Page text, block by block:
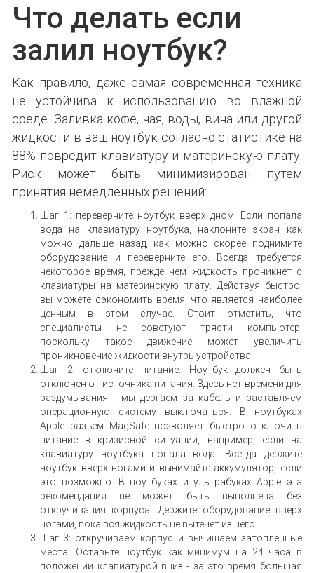
Что делать если
залил ноутбук?
Как правило, даже самая современная техника
не устойчива к использованию во влажной
среде. Заливка кофе, чая, воды, вина или другой
жидкости в ваш ноутбук согласно статистике на
88% повредит клавиатуру и материнскую плату.
Риск может быть минимизирован путем
принятия немедленных решений:
Шаг 1: переверните ноутбук вверх дном. Если попала
вода на клавиатуру ноутбука, наклоните экран как
можно дальше назад, как можно скорее поднимите
оборудование и переверните его. Всегда требуется
некоторое время, прежде чем жидкость проникнет с
клавиатуры на материнскую плату. Действуя быстро,
вы можете сэкономить время, что является наиболее
ценным в этом случае. Стоит отметить, что
специалисты не советуют трясти компьютер,
поскольку такое движение может увеличить
проникновение жидкости внутрь устройства.
Шаг 2: отключите питание. Ноутбук должен быть
отключен от источника питания. Здесь нет времени для
раздумывания - мы дергаем за кабель и заставляем
операционную систему выключаться. В ноутбуках
Apple разъем MagSafe позволяет быстро отключить
питание в кризисной ситуации, например, если на
клавиатуру ноутбука попала вода. Всегда держите
ноутбук вверх ногами и вынимайте аккумулятор, если
это возможно. В ноутбуках и ультрабуках Apple эта
рекомендация не может быть выполнена без
откручивания корпуса. Держите оборудование вверх
ногами, пока вся жидкость не вытечет из него.
Шаг 3: откручиваем корпус и вычищаем затопленные
места. Оставьте ноутбук как минимум на 24 часа в
положении клавиатурой вниз - за это время большая